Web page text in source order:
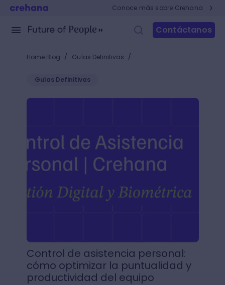
Conoce más sobre Crehana
Contáctanos
Home Blog / Guías Definitivas /
Guías Definitivas
Control de asistencia personal: cómo optimizar la
Control de asistencia personal:
cómo optimizar la puntualidad y
productividad del equipo